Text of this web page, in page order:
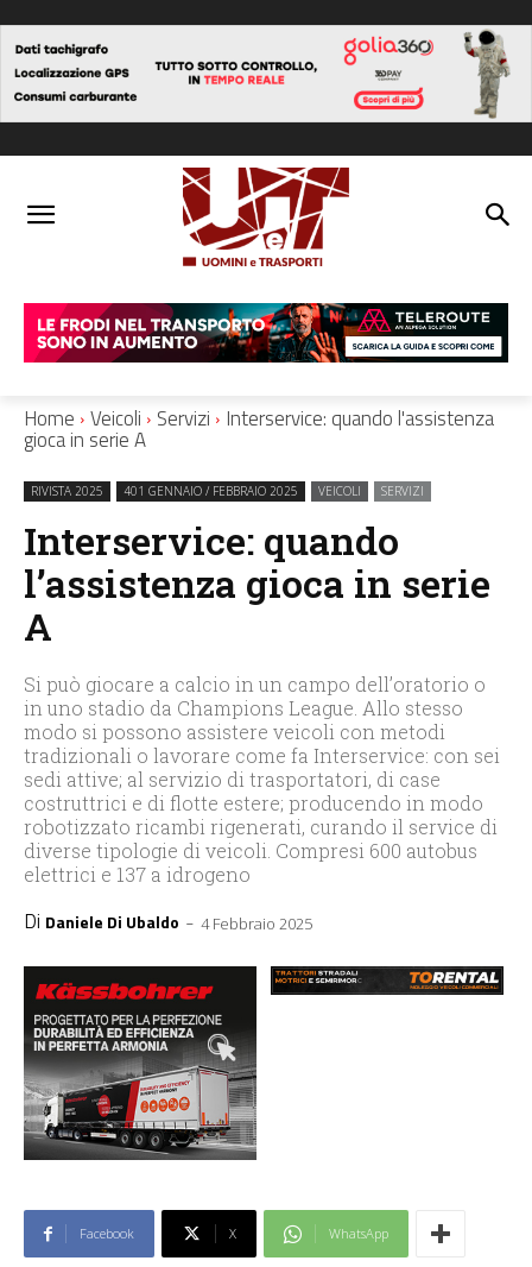
Home Veicoli Servizi Interservice: quando l'assistenza
gioca in serie A
RIVISTA 2025 401 GENNAIO / FEBBRAIO 2025 VEICOLI SERVIZI
Interservice: quando
l’assistenza gioca in serie
A
Si può giocare a calcio in un campo dell’oratorio o
in uno stadio da Champions League. Allo stesso
modo si possono assistere veicoli con metodi
tradizionali o lavorare come fa Interservice: con sei
sedi attive; al servizio di trasportatori, di case
costruttrici e di flotte estere; producendo in modo
robotizzato ricambi rigenerati, curando il service di
diverse tipologie di veicoli. Compresi 600 autobus
elettrici e 137 a idrogeno
Di Daniele Di Ubaldo - 4 Febbraio 2025
Facebook X WhatsApp